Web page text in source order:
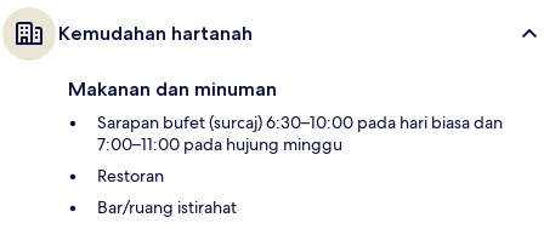
Kemudahan hartanah
Makanan dan minuman
Sarapan bufet (surcaj) 6:30–10:00 pada hari biasa dan
7:00–11:00 pada hujung minggu
Restoran
Bar/ruang istirahat